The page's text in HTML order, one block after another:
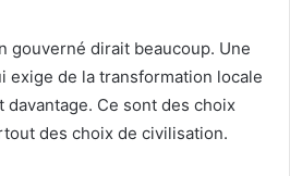
gouverné dirait beaucoup. Une
exige de la transformation locale
davantage. Ce sont des choix
des choix de civilisation.